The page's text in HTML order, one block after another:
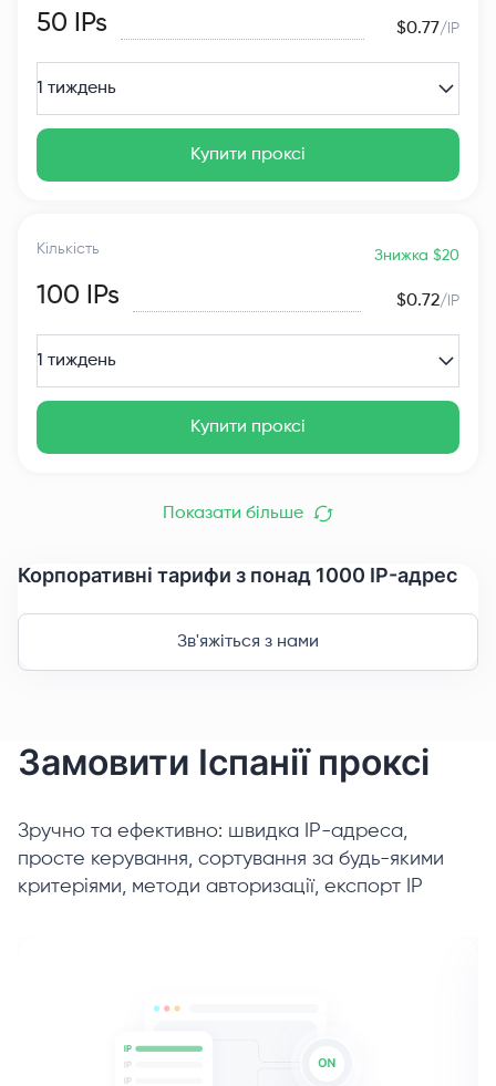
50 IPs $0.77/IP
1 тиждень
Купити проксі
Кількість
100 IPs
Знижка $20
$0.72/IP
1 тиждень
Купити проксі
Показати більше
Корпоративні тарифи з понад 1000 IP-адрес
Зв'яжіться з нами
Замовити Іспанії проксі
Зручно та ефективно: швидка IP-адреса,
просте керування, сортування за будь-якими
критеріями, методи авторизації, експорт IP